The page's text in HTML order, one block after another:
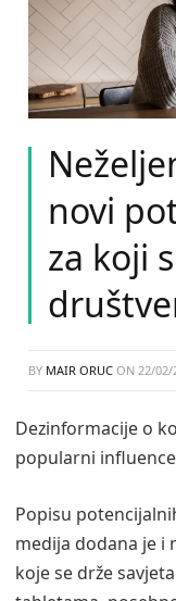
novi
za koji
BY MAIR ORUC ON 22/02/
Dezinformacije o
popularni
Popisu
medija dodana je i
koje se drže